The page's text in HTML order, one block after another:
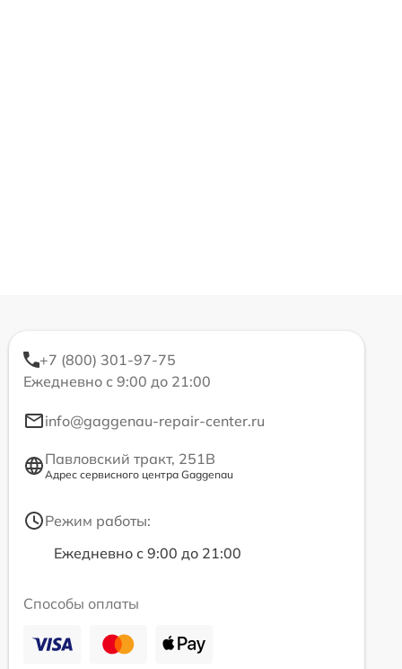
+7 (800) 301-97-75
Ежедневно с 9:00 до 21:00
info@gaggenau-repair-center.ru
Павловский тракт, 251В
Адрес сервисного центра Gaggenau
Режим работы:
Ежедневно с 9:00 до 21:00
Способы оплаты